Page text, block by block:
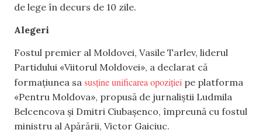
de lege în decurs de 10 zile.
Alegeri
Fostul premier al Moldovei, Vasile Tarlev, liderul
Partidului «Viitorul Moldovei», a declarat că
formațiunea sa susține unificarea opoziției pe platforma
«Pentru Moldova», propusă de jurnaliștii Ludmila
Belcencova și Dmitri Ciubașenco, împreună cu fostul
ministru al Apărării, Victor Gaiciuc.